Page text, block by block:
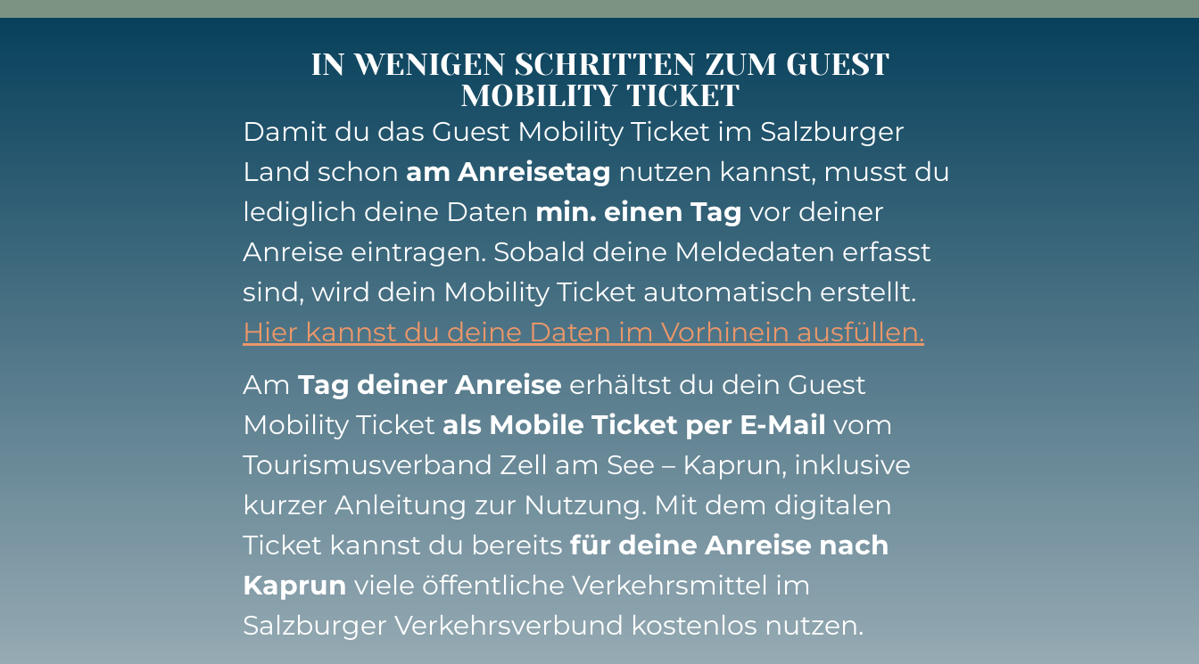
IN WENIGEN SCHRITTEN ZUM GUEST
MOBILITY TICKET
Damit du das Guest Mobility Ticket im Salzburger
Land schon am Anreisetag nutzen kannst, musst du
lediglich deine Daten min. einen Tag vor deiner
Anreise eintragen. Sobald deine Meldedaten erfasst
sind, wird dein Mobility Ticket automatisch erstellt.
Hier kannst du deine Daten im Vorhinein ausfüllen.
Am Tag deiner Anreise erhältst du dein Guest
Mobility Ticket als Mobile Ticket per E-Mail vom
Tourismusverband Zell am See – Kaprun, inklusive
kurzer Anleitung zur Nutzung. Mit dem digitalen
Ticket kannst du bereits für deine Anreise nach
Kaprun viele öffentliche Verkehrsmittel im
Salzburger Verkehrsverbund kostenlos nutzen.